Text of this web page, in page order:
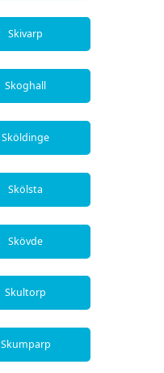
Skivarp
Skoghall
Sköldinge
Skölsta
Skövde
Skultorp
Skumparp